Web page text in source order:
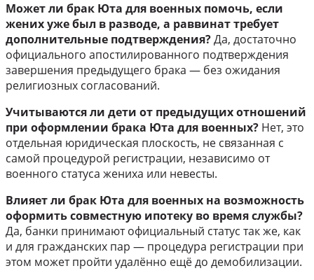
Может ли брак Юта для военных помочь, если
жених уже был в разводе, а раввинат требует
дополнительные подтверждения?Да, достаточно
официального апостилированного подтверждения
завершения предыдущего брака — без ожидания
религиозных согласований.
Учитываются ли дети от предыдущих отношений
при оформлении брака Юта для военных? Нет, это
отдельная юридическая плоскость, не связанная с
самой процедурой регистрации, независимо от
военного статуса жениха или невесты.
Влияет ли брак Юта для военных на возможность
оформить совместную ипотеку во время службы?
Да, банки принимают официальный статус так же, как
и для гражданских пар — процедура регистрации при
этом может пройти удалённо ещё до демобилизации.